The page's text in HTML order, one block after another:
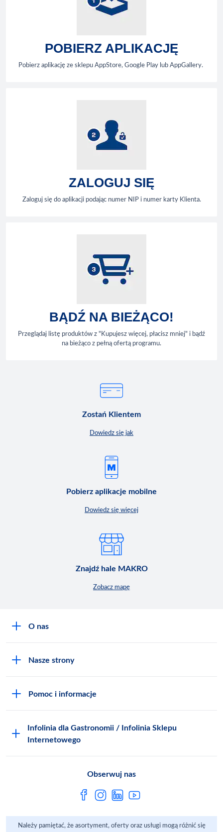
POBIERZ APLIKACJĘ
Pobierz aplikację ze sklepu AppStore, Google Play lub AppGallery.
ZALOGUJ SIĘ
Zaloguj się do aplikacji podając numer NIP i numer karty Klienta.
BĄDŹ NA BIEŻĄCO!
Przeglądaj listę produktów z "Kupujesz więcej, płacisz mniej" i bądź
na bieżąco z pełną ofertą programu.
Zostań Klientem
Dowiedz się jak
Pobierz aplikacje mobilne
Dowiedz się więcej
Znajdź hale MAKRO
Zobacz mapę
O nas
Inspektor Ochrony Danych
Metro AG
Sprawozdanie niefinansowe
Nasze strony
Polskie Skarby Kulinarne
Zgody marketingowe
Pomoc i informacje
FAQ
Jak kupować w MAKRO Online
Regulaminy Klienta
Regulaminy akcji promocyjnych
Aplikacje mobilne
Infolinia dla Gastronomii / Infolinia Sklepu
Internetowego
Obserwuj nas
Należy pamiętać, że asortyment, oferty oraz usługi mogą różnić się